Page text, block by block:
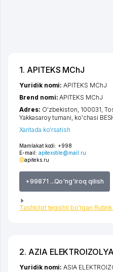
1. APITEKS MChJ
Mamlakat kodi: +998
E-mail: apitexstile@mail.ru
apiteks.ru
+99871 ...Qo'ng'iroq qilish
Tashkilot tegishli bo'lgan
Yuridik nomi:APITEKS MChJ
Brend nomi:APITEKS MChJ
Adres: O'zbekiston, 100031,
Yakkasaroy tumani, ko'chasi
Xaritada ko'rsatish
2. AZIA
Yuridik nomi:ASIA